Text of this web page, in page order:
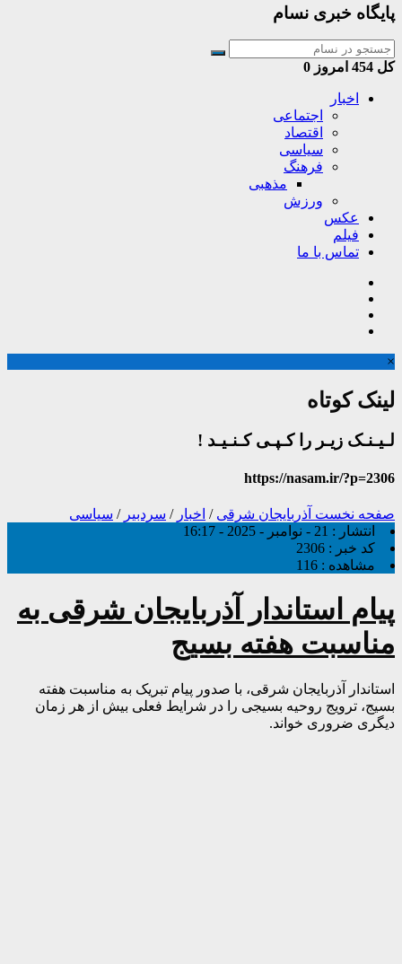
پایگاه خبری نسام
کل امروز 0
اخبار
اجتماعی
اقتصاد
سیاسی
فرهنگ
مذهبی
ورزش
عکس
فیلم
تماس با ما
×
لینک کوتاه
لـیـنـک زیـر را کـپـی کـنـیـد !
https://nasam.ir/?p=2306
صفحه نخست آذربایجان شرقی / اخبار / سردبیر / سیاسی
انتشار : 21 - نوامبر - 2025 - 16:17
کد خبر : 2306
مشاهده : 116
پیام استاندار آذربایجان شرقی به
مناسبت هفته بسیج
استاندار آذربایجان شرقی، با صدور پیام تبریک به مناسبت هفته
بسیج، ترویج روحیه بسیجی را در شرایط فعلی بیش از هر زمان
دیگری ضروری خواند.